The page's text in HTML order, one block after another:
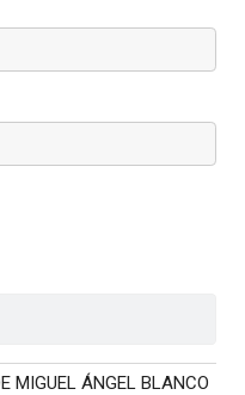
MIGUEL ÁNGEL BLANCO